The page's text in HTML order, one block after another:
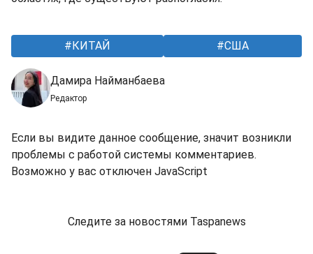
КИТАЙ США
Дамира Найманбаева
Редактор
Если вы видите данное сообщение, значит возникли
проблемы с работой системы комментариев.
Возможно у вас отключен JavaScript
Следите за новостями Taspanews